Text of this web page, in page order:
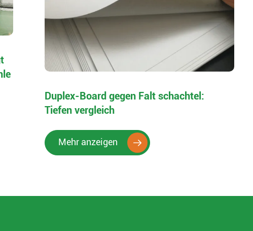
Duplex-Board gegen Falt schachtel:
Tiefen vergleich
Mehr anzeigen 